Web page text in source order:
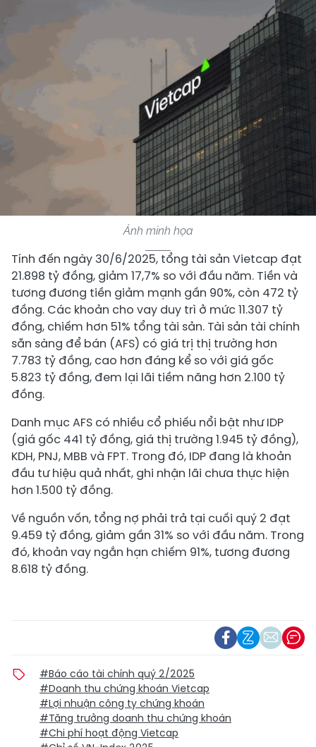
Ảnh minh họa
Tính đến ngày 30/6/2025, tổng tài sản Vietcap đạt
21.898 tỷ đồng, giảm 17,7% so với đầu năm. Tiền và
tương đương tiền giảm mạnh gần 90%, còn 472 tỷ
đồng. Các khoản cho vay duy trì ở mức 11.307 tỷ
đồng, chiếm hơn 51% tổng tài sản. Tài sản tài chính
sẵn sàng để bán (AFS) có giá trị thị trường hơn
7.783 tỷ đồng, cao hơn đáng kể so với giá gốc
5.823 tỷ đồng, đem lại lãi tiềm năng hơn 2.100 tỷ
đồng.
Danh mục AFS có nhiều cổ phiếu nổi bật như IDP
(giá gốc 441 tỷ đồng, giá thị trường 1.945 tỷ đồng),
KDH, PNJ, MBB và FPT. Trong đó, IDP đang là khoản
đầu tư hiệu quả nhất, ghi nhận lãi chưa thực hiện
hơn 1.500 tỷ đồng.
Về nguồn vốn, tổng nợ phải trả tại cuối quý 2 đạt
9.459 tỷ đồng, giảm gần 31% so với đầu năm. Trong
đó, khoản vay ngắn hạn chiếm 91%, tương đương
8.618 tỷ đồng.
#Báo cáo tài chính quý 2/2025
#Doanh thu chứng khoán Vietcap
#Lợi nhuận công ty chứng khoán
#Tăng trưởng doanh thu chứng khoán
#Chi phí hoạt động Vietcap